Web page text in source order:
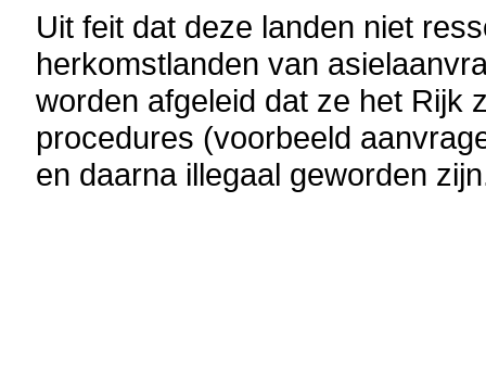
Uit feit dat deze landen niet
herkomstlanden van
worden afgeleid dat ze het Rijk
procedures (voorbeeld
en daarna illegaal geworden